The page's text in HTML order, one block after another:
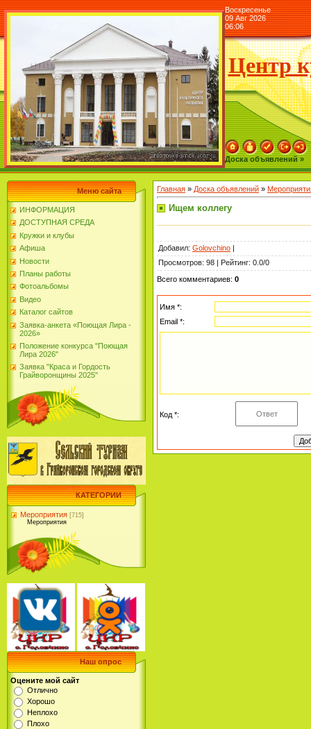
Воскресенье
09 Авг 2026
06:06
Центр
Доска объявлений »
Меню сайта
ИНФОРМАЦИЯ
ДОСТУПНАЯ СРЕДА
Кружки и клубы
Афиша
Новости
Планы работы
Фотоальбомы
Видео
Каталог сайтов
Заявка-анкета «Поющая Лира -
2026»
Положение конкурса "Поющая
Лира 2026"
Заявка "Краса и Гордость
Грайворонщины 2025"
КАТЕГОРИИ
Мероприятия [715]
Мероприятия
Наш опрос
Оцените мой сайт
Отлично
Хорошо
Неплохо
Плохо
Главная » Доска объявлений »
Ищем коллегу
Добавил: Golovchino |
Просмотров: 98 | Рейтинг: 0.0/0
Всего комментариев: 0
Имя *:
Email *:
Код *: